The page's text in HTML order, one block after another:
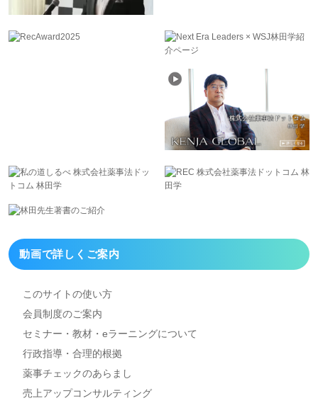
動画で詳しくご案内
このサイトの使い方
会員制度のご案内
セミナー・教材・eラーニングについて
行政指導・合理的根拠
薬事チェックのあらまし
売上アップコンサルティング